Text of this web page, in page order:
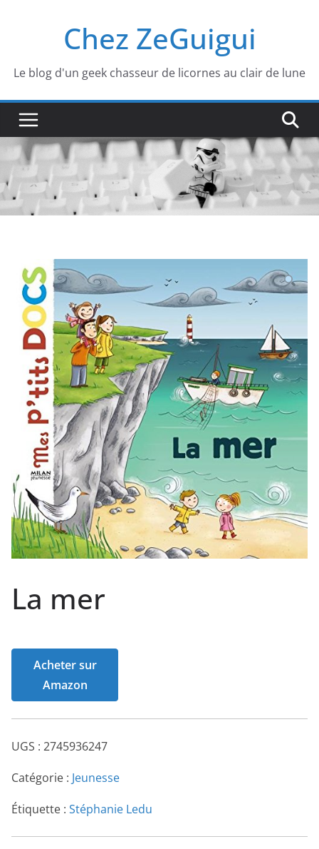
Chez ZeGuigui
Le blog d'un geek chasseur de licornes au clair de lune
La mer
Acheter sur
Amazon
UGS : 2745936247
Catégorie : Jeunesse
Étiquette : Stéphanie Ledu